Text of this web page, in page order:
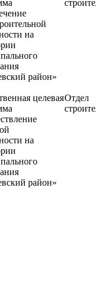
на
район»
целевая
на
район»
Отдел